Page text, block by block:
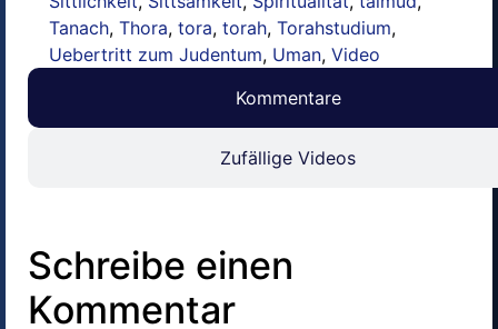
Tanach, Thora, tora, torah, Torahstudium,
Uebertritt zum Judentum, Uman, Video
Kommentare
Zufällige Videos
Schreibe einen
Kommentar